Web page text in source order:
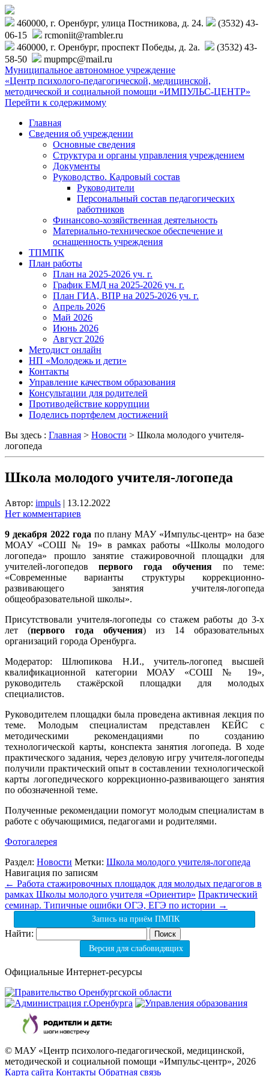
460000, г. Оренбург, улица Постникова, д. 24.
(3532) 43-
06-15
rcmoniit@rambler.ru
460000, г. Оренбург, проспект Победы, д. 2а.
(3532) 43-
58-50
mupmpc@mail.ru
Муниципальное автономное учреждение
«Центр психолого-педагогической, медицинской,
методической и социальной помощи «ИМПУЛЬС-ЦЕНТР»
Перейти к содержимому
Главная
Сведения об учреждении
Основные сведения
Структура и органы управления учреждением
Документы
Руководство. Кадровый состав
Руководители
Персональный состав педагогических
работников
Финансово-хозяйственная деятельность
Материально-техническое обеспечение и
оснащенность учреждения
ТПМПК
План работы
План на 2025-2026 уч. г.
График ЕМД на 2025-2026 уч. г.
План ГИА, ВПР на 2025-2026 уч. г.
Апрель 2026
Май 2026
Июнь 2026
Август 2026
Методист онлайн
НП «Молодежь и дети»
Контакты
Управление качеством образования
Консультации для родителей
Противодействие коррупции
Поделись портфелем достижений
Вы здесь : Главная > Новости > Школа молодого учителя-
логопеда
Школа молодого учителя-логопеда
Автор: impuls | 13.12.2022
Нет комментариев
9 декабря 2022 года по плану МАУ «Импульс-центр» на базе
МОАУ «СОШ № 19» в рамках работы «Школы молодого
логопеда» прошло занятие стажировочной площадки для
учителей-логопедовпервого года обучения по теме:
«Современные варианты структуры коррекционно-
развивающего занятия учителя-логопеда
общеобразовательной школы».
Присутствовали учителя-логопеды со стажем работы до 3-х
лет (первого года обучения) из 14 образовательных
организаций города Оренбурга.
Модератор: Шлюпикова Н.И., учитель-логопед высшей
квалификационной категории МОАУ «СОШ № 19»,
руководитель стажёрской площадки для молодых
специалистов.
Руководителем площадки была проведена активная лекция по
теме. Молодым специалистам представлен КЕЙС с
методическими рекомендациями по созданию
технологической карты, конспекта занятия логопеда. В ходе
практического задания, через деловую игру учителя-логопеды
получили практический опыт в составлении технологической
карты логопедического коррекционно-развивающего занятия
по обозначенной теме.
Полученные рекомендации помогут молодым специалистам в
работе с обучающимися, педагогами и родителями.
Фотогалерея
Раздел: Новости Метки: Школа молодого учителя-логопеда
Навигация по записям
← Работа стажировочных площадок для молодых педагогов в
рамках Школы молодого учителя «Ориентир» Практический
семинар. Типичные ошибки ОГЭ, ЕГЭ по истории →
Запись на приём ПМПК
Найти:
Версия для слабовидящих
Официальные Интернет-ресурсы
© МАУ «Центр психолого-педагогической, медицинской,
методической и социальной помощи «Импульс-центр», 2026
Карта сайта Контакты Обратная связь